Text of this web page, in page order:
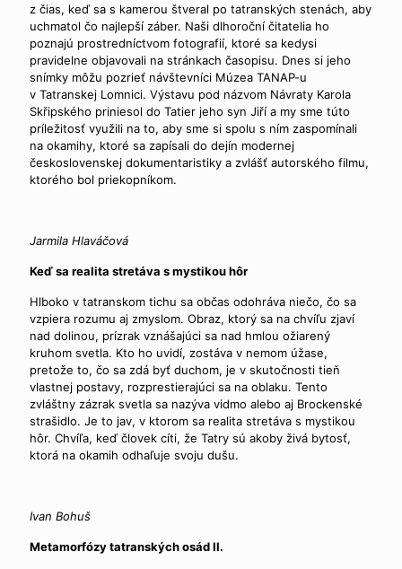
z čias, keď sa s kamerou štveral po tatranských stenách, aby
uchmatol čo najlepší záber. Naši dlhoroční čitatelia ho
poznajú prostredníctvom fotografií, ktoré sa kedysi
pravidelne objavovali na stránkach časopisu. Dnes si jeho
snímky môžu pozrieť návštevníci Múzea TANAP-u
v Tatranskej Lomnici. Výstavu pod názvom Návraty Karola
Skřipského priniesol do Tatier jeho syn Jiří a my sme túto
príležitosť využili na to, aby sme si spolu s ním zaspomínali
na okamihy, ktoré sa zapísali do dejín modernej
československej dokumentaristiky a zvlášť autorského filmu,
ktorého bol priekopníkom.
Jarmila Hlaváčová
Keď sa realita stretáva s mystikou hôr
Hlboko v tatranskom tichu sa občas odohráva niečo, čo sa
vzpiera rozumu aj zmyslom. Obraz, ktorý sa na chvíľu zjaví
nad dolinou, prízrak vznášajúci sa nad hmlou ožiarený
kruhom svetla. Kto ho uvidí, zostáva v nemom úžase,
pretože to, čo sa zdá byť duchom, je v skutočnosti tieň
vlastnej postavy, rozprestierajúci sa na oblaku. Tento
zvláštny zázrak svetla sa nazýva vidmo alebo aj Brockenské
strašidlo. Je to jav, v ktorom sa realita stretáva s mystikou
hôr. Chvíľa, keď človek cíti, že Tatry sú akoby živá bytosť,
ktorá na okamih odhaľuje svoju dušu.
Ivan Bohuš
Metamorfózy tatranských osád II.